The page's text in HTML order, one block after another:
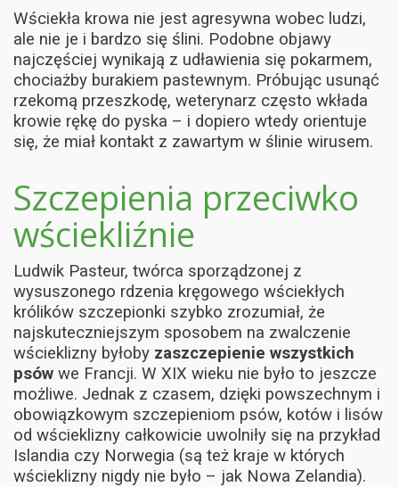
Wściekła krowa nie jest agresywna wobec ludzi,
ale nie je i bardzo się ślini. Podobne objawy
najczęściej wynikają z udławienia się pokarmem,
chociażby burakiem pastewnym. Próbując usunąć
rzekomą przeszkodę, weterynarz często wkłada
krowie rękę do pyska – i dopiero wtedy orientuje
się, że miał kontakt z zawartym w ślinie wirusem.
Szczepienia przeciwko
wściekliźnie
Ludwik Pasteur, twórca sporządzonej z
wysuszonego rdzenia kręgowego wściekłych
królików szczepionki szybko zrozumiał, że
najskuteczniejszym sposobem na zwalczenie
wścieklizny byłoby zaszczepienie wszystkich
psów we Francji. W XIX wieku nie było to jeszcze
możliwe. Jednak z czasem, dzięki powszechnym i
obowiązkowym szczepieniom psów, kotów i lisów
od wścieklizny całkowicie uwolniły się na przykład
Islandia czy Norwegia (są też kraje w których
wścieklizny nigdy nie było – jak Nowa Zelandia).